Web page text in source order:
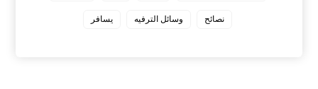
نصائح وسائل الترفيه يسافر